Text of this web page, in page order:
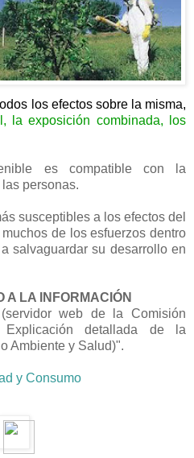
los efectos sobre la misma,
la exposición combinada, los
es compatible con la
personas.
susceptibles a los efectos del
de los esfuerzos dentro
salvaguardar su desarrollo en
A LA INFORMACIÓN
web de la Comisión
Explicación detallada de la
Ambiente y Salud)".
y Consumo